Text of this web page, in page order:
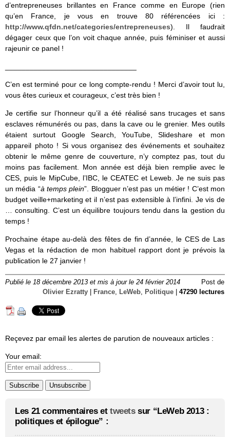
d’entrepreneuses brillantes en France comme en Europe (rien
qu’en France, je vous en trouve 80 référencées ici :
http://www.qfdn.net/categories/entrepreneuses). Il faudrait
dégager ceux que l’on voit chaque année, puis féminiser et aussi
rajeunir ce panel !
C’en est terminé pour ce long compte-rendu ! Merci d’avoir tout lu,
vous êtes curieux et courageux, c’est très bien !
Je certifie sur l’honneur qu’il a été réalisé sans trucages et sans
esclaves rémunérés ou pas, dans la cave ou le grenier. Mes outils
étaient surtout Google Search, YouTube, Slideshare et mon
appareil photo ! Si vous organisez des événements et souhaitez
obtenir le même genre de couverture, n’y comptez pas, tout du
moins pas facilement. Mon année est déjà bien remplie avec le
CES, puis le MipCube, l’IBC, le CEATEC et Leweb. Je ne suis pas
un média “à temps plein”. Blogguer n’est pas un métier ! C’est mon
budget veille+marketing et il n’est pas extensible à l’infini. Je vis de
… consulting. C’est un équilibre toujours tendu dans la gestion du
temps !
Prochaine étape au-delà des fêtes de fin d’année, le CES de Las
Vegas et la rédaction de mon habituel rapport dont je prévois la
publication le 27 janvier !
Publié le 18 décembre 2013 et mis à jour le 24 février 2014
Post de
Olivier Ezratty
France, LeWeb, Politique 47290 lectures
Reçevez par email les alertes de parution de nouveaux articles :
Your email:
Les 21 commentaires et tweetssur “LeWeb 2013 :
politiques et épilogue” :